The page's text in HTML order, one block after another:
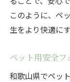
このように、ペ
生をより快適に
ペット用安全フ
和歌山県でペッ